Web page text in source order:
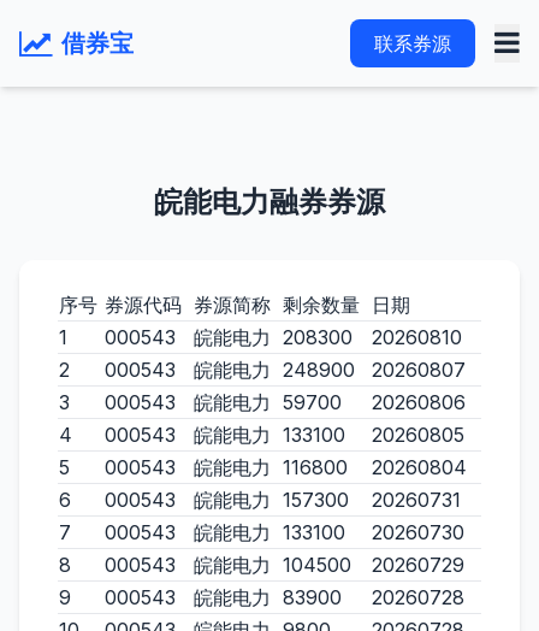
借券宝 联系券源
皖能电力融券券源
序号 券源代码 券源简称 剩余数量 日期
1
000543 皖能电力 208300
20260810
2
000543 皖能电力 248900
20260807
3
000543 皖能电力 59700
20260806
4
000543 皖能电力 133100
20260805
5
000543 皖能电力 116800
20260804
6
000543 皖能电力 157300
20260731
7
000543 皖能电力 133100
20260730
8
000543 皖能电力 104500
20260729
9
000543 皖能电力 83900
20260728